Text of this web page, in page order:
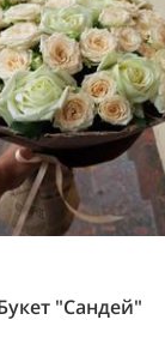
"Сандей"